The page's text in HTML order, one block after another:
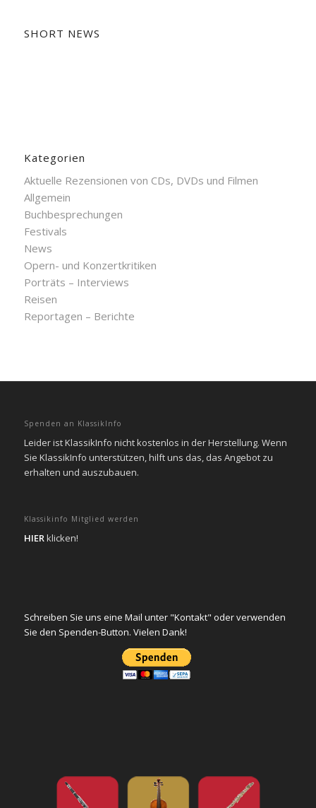
SHORT NEWS
Kategorien
Aktuelle Rezensionen von CDs, DVDs und Filmen
Allgemein
Buchbesprechungen
Festivals
News
Opern- und Konzertkritiken
Porträts – Interviews
Reisen
Reportagen – Berichte
Spenden an KlassikInfo
Leider ist KlassikInfo nicht kostenlos in der Herstellung. Wenn
Sie KlassikInfo unterstützen, hilft uns das, das Angebot zu
erhalten und auszubauen.
Klassikinfo Mitglied werden
HIERklicken!
Schreiben Sie uns eine Mail unter "Kontakt" oder verwenden
Sie den Spenden-Button. Vielen Dank!